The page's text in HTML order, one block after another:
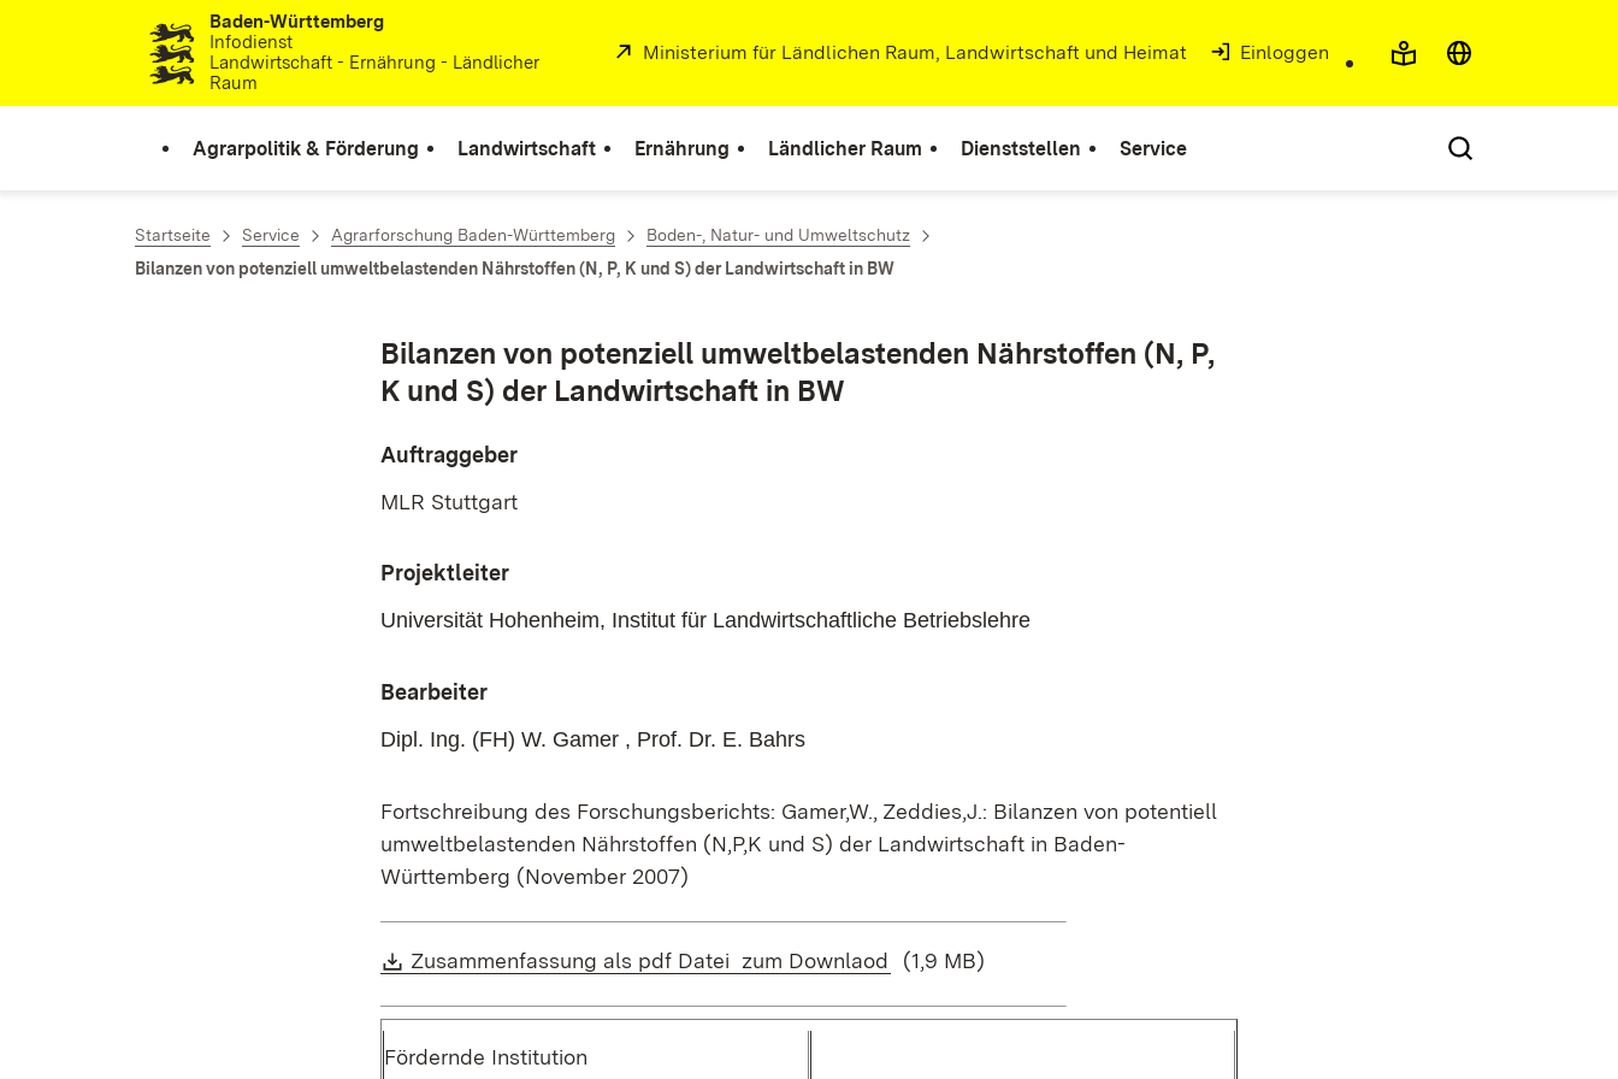
Zum Inhalt springen
Baden-Württemberg
Infodienst
Landwirtschaft - Ernährung - Ländlicher
Raum
Extern:
Ministerium für Ländlichen Raum, Landwirtschaft und Heimat (Öffnet in neuem Fenster)
Einloggen
Agrarpolitik & Förderung Landwirtschaft Ernährung Ländlicher Raum Dienststellen Service
Startseite Service Agrarforschung Baden-Württemberg
Boden-, Natur- und Umweltschutz
Bilanzen von potenziell umweltbelastenden Nährstoffen (N, P, K und S) der Landwirtschaft in BW
Bilanzen von potenziell umweltbelastenden Nährstoffen (N, P,
K und S) der Landwirtschaft in BW
Auftraggeber
MLR Stuttgart
Projektleiter
Universität Hohenheim, Institut für Landwirtschaftliche Betriebslehre
Bearbeiter
Dipl. Ing. (FH) W. Gamer , Prof. Dr. E. Bahrs
Fortschreibung des Forschungsberichts: Gamer,W., Zeddies,J.: Bilanzen von potentiell
umweltbelastenden Nährstoffen (N,P,K und S) der Landwirtschaft in Baden-
Württemberg (November 2007)
Download:
Zusammenfassung als pdf Datei zum Downlaod (Öffnet in neuem Fenster)
(1,9 MB)
Fördernde Institution